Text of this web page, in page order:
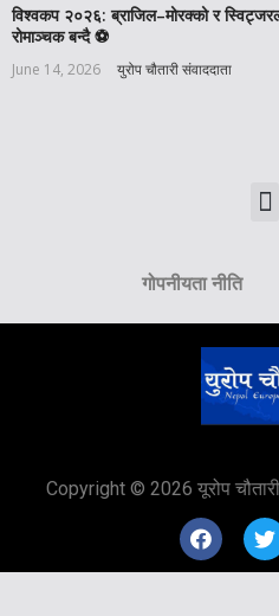
विश्वकप २०२६: ब्राजिल–मोरक्को र
रोमाञ्चक बन्दै ⚽️
June 14, 2026 युरोप चौतारी संवाददाता
गोपनीयता नीति
Copyright © 2026 यूरोप